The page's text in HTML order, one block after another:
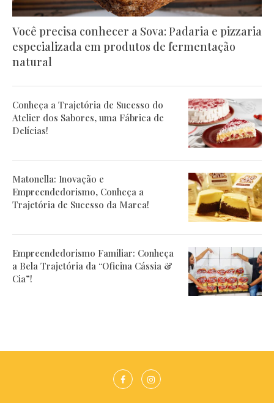
Você precisa conhecer a Sova: Padaria e pizzaria
especializada em produtos de fermentação
natural
Conheça a Trajetória de Sucesso do
Atelier dos Sabores, uma Fábrica de
Delícias!
Matonella: Inovação e
Empreendedorismo, Conheça a
Trajetória de Sucesso da Marca!
Empreendedorismo Familiar: Conheça
a Bela Trajetória da “Oficina Cássia &
Cia”!